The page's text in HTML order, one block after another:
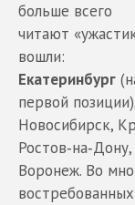
больше всего
читают
вошли:
Екатеринбург
первой
Новосибирск,
Воронеж. Во